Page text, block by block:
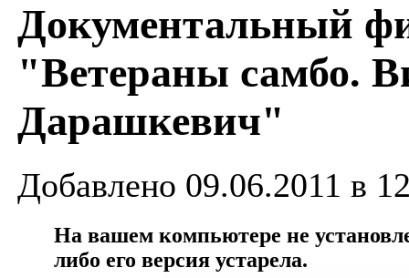
Документальный
"Ветераны самбо.
Дарашкевич"
Добавлено 09.06.2011 в
На вашем компьютере не
либо его версия устарела.